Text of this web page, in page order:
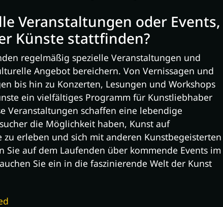
Veranstaltungen oder Events,
Künste stattfinden?
regelmäßig spezielle Veranstaltungen und
Angebot bereichern. Von Vernissagen und
bis hin zu Konzerten, Lesungen und Workshops
ein vielfältiges Programm für Kunstliebhaber
Veranstaltungen schaffen eine lebendige
die Möglichkeit haben, Kunst auf
zu erleben und sich mit anderen Kunstbegeisterten
Sie auf dem Laufenden über kommende Events im
Sie ein in die faszinierende Welt der Kunst